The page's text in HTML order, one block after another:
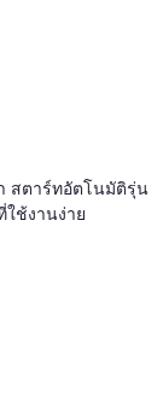
สตาร์ทอัตโนมัติรุ่น
ช้งานง่าย